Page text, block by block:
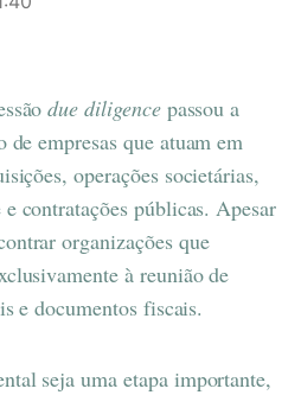
due diligencepassou a
empresas que atuam em
operações societárias,
contratações públicas. Apesar
organizações que
à reunião de
e documentos fiscais.
seja uma etapa importante,